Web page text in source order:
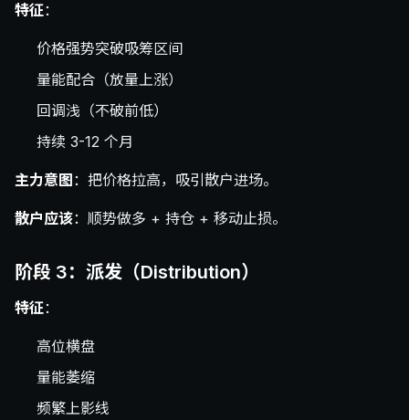
特征：
价格强势突破吸筹区间
量能配合（放量上涨）
回调浅（不破前低）
持续 3-12 个月
主力意图 ：把价格拉高，吸引散户进场。
散户应该：顺势做多 + 持仓 + 移动止损。
阶段 3：派发（Distribution）
特征：
高位横盘
量能萎缩
频繁上影线